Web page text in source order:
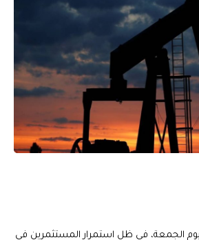
الجمعة، في ظل استمرار المستثمرين في